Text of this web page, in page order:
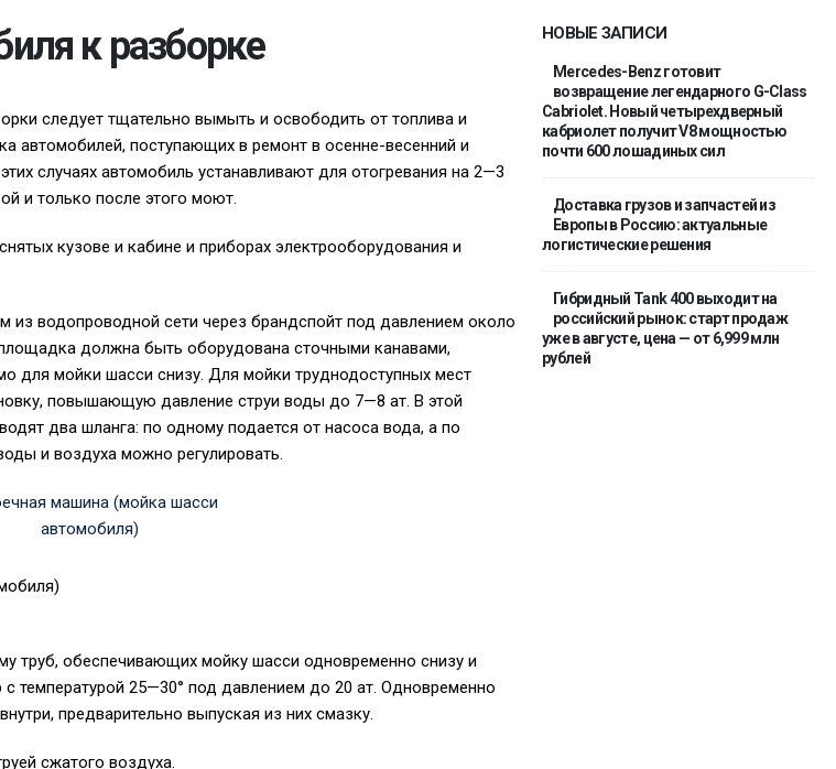
к разборке
следует тщательно вымыть и освободить от топлива и
автомобилей, поступающих в ремонт в осенне-весенний и
случаях автомобиль устанавливают для отогревания на 2—3
и только после этого моют.
кузове и кабине и приборах электрооборудования и
водопроводной сети через брандспойт под давлением около
должна быть оборудована сточными канавами,
для мойки шасси снизу. Для мойки труднодоступных мест
повышающую давление струи воды до 7—8 ат. В этой
два шланга: по одному подается от насоса вода, а по
и воздуха можно регулировать.
труб, обеспечивающих мойку шасси одновременно снизу и
температурой 25—30° под давлением до 20 ат. Одновременно
предварительно выпуская из них смазку.
сжатого воздуха.
НОВЫЕ ЗАПИСИ
Mercedes-Benz готовит
возвращение легендарного G-Class
Cabriolet. Новый четырехдверный
кабриолет получит V8 мощностью
почти 600 лошадиных сил
Доставка грузов и запчастей из
Европы в Россию: актуальные
логистические решения
Гибридный Tank 400 выходит на
российский рынок: старт продаж
уже в августе, цена — от 6,999 млн
рублей